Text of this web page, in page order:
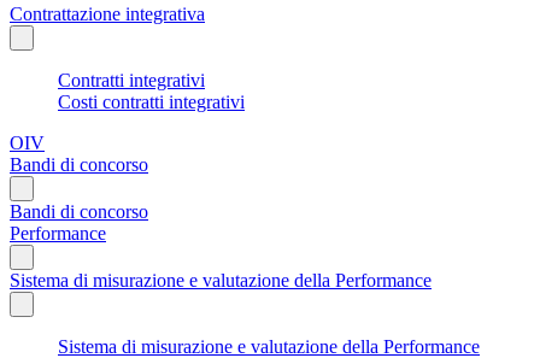
Contrattazione integrativa
Contratti integrativi
Costi contratti integrativi
OIV
Bandi di concorso
Bandi di concorso
Performance
Sistema di misurazione e valutazione della Performance
Sistema di misurazione e valutazione della Performance